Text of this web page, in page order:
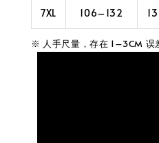
7XL 106–132
※ 人手尺量，存在 1–3CM 误